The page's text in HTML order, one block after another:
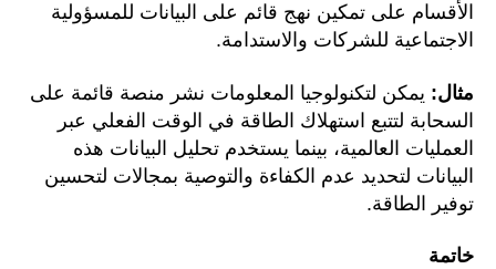
الأقسام على تمكين نهج قائم على البيانات للمسؤولية
الاجتماعية للشركات والاستدامة.
مثال: يمكن لتكنولوجيا المعلومات نشر منصة قائمة على
السحابة لتتبع استهلاك الطاقة في الوقت الفعلي عبر
العمليات العالمية، بينما يستخدم تحليل البيانات هذه
البيانات لتحديد عدم الكفاءة والتوصية بمجالات لتحسين
توفير الطاقة.
خاتمة